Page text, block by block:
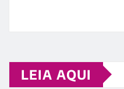
LEIA AQUI